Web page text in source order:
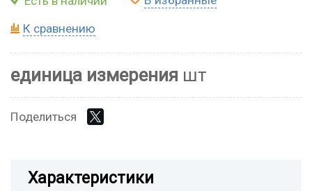
К сравнению
единица измерения шт
Поделиться
Характеристики